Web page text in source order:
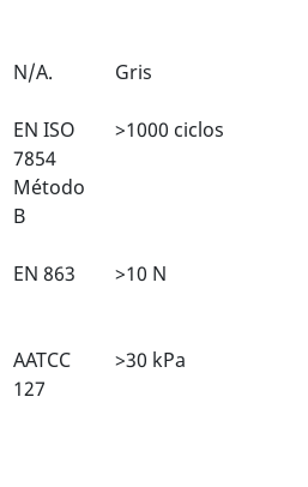
N/A. Gris
EN ISO
7854
Método
B
>1000 ciclos
EN 863 >10 N
AATCC
127
>30 kPa